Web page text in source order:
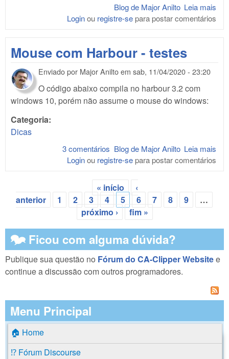
Leia mais
Blog de Major Anilto
Loginou registre-separa postar comentários
Mouse com Harbour - testes
Enviado por Major Aniltoem sab, 11/04/2020 - 23:20
O código abaixo compila no harbour 3.2 com
windows 10, porém não assume o mouse do windows:
Categoria:
Dicas
Leia mais
Blog de Major Anilto
3 comentários
Loginou registre-separa postar comentários
Páginas
« início
‹
anterior
1 2 3 4 5 6 7 8 9
…
próximo ›
fim »
🗫 Ficou com alguma dúvida?
Publique sua questão no Fórum do CA-Clipper Websitee
continue a discussão com outros programadores.
Menu Principal
🏠 Home
⁉️ Fórum Discourse